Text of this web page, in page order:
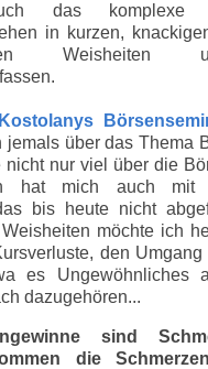
das komplexe
in kurzen,
Weisheiten
Kostolanys
jemals über das Thema
nicht nur viel über die
hat mich auch mit
bis heute nicht
möchte ich
den
es Ungewöhnliches
dazugehören...
sind
die